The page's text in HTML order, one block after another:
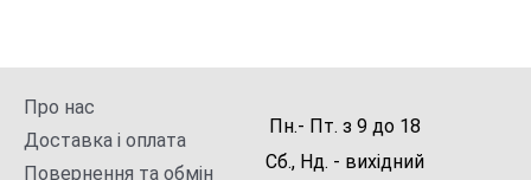
Про нас
Доставка і оплата
Повернення та обмін
Пн.- Пт. з 9 до 18
Сб., Нд. - вихідний